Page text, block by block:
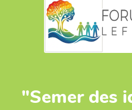
"Semer des